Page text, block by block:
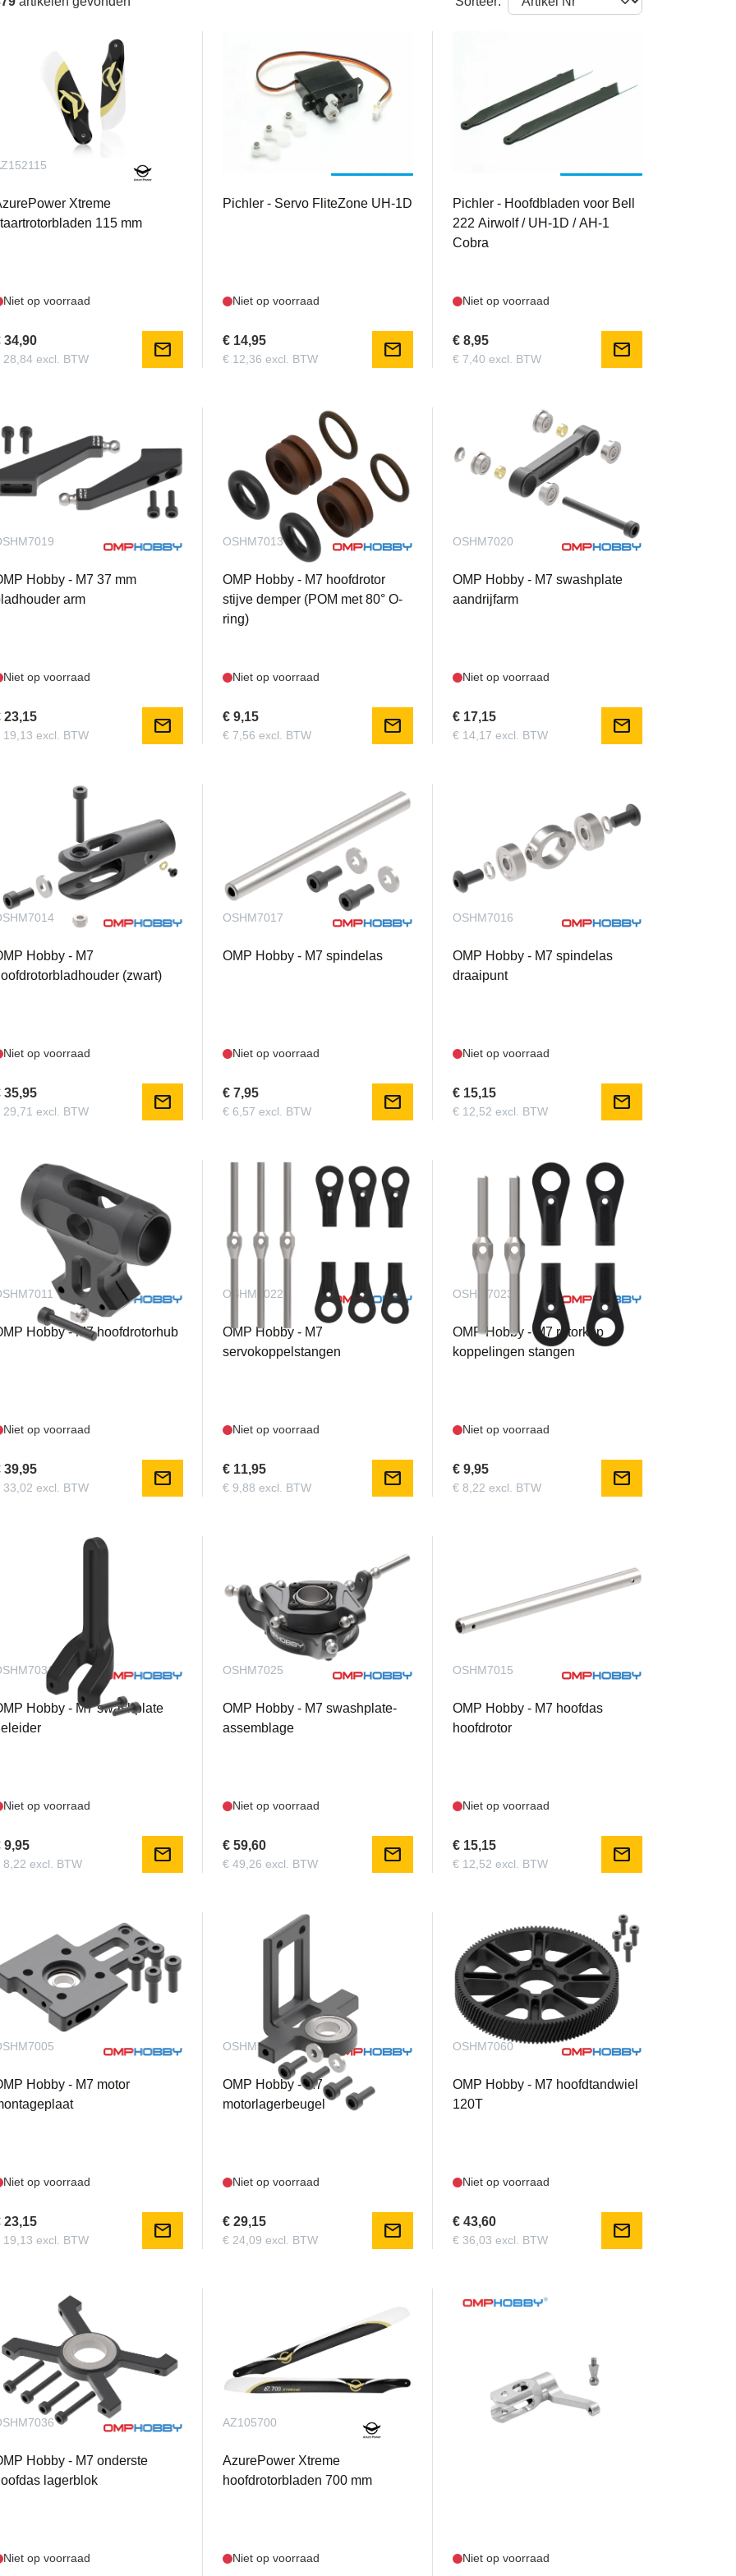
Xtreme
115 mm
Niet op voorraad
34,90
28,84 excl. BTW mail
Pichler - Servo FliteZone UH-1D
Niet op voorraad
€ 14,95
€ 12,36 excl. BTW mail
Pichler - Hoofdbladen voor Bell
222 Airwolf / UH-1D / AH-1
Cobra
Niet op voorraad
€ 8,95
€ 7,40 excl. BTW mail
Hobby - M7 37 mm
arm
Niet op voorraad
23,15
19,13 excl. BTW mail
OSHM7013
OMP Hobby - M7 hoofdrotor
stijve demper (POM met 80° O-
ring)
Niet op voorraad
€ 9,15
€ 7,56 excl. BTW mail
OSHM7020
OMP Hobby - M7 swashplate
aandrijfarm
Niet op voorraad
€ 17,15
€ 14,17 excl. BTW mail
Hobby - M7
(zwart)
Niet op voorraad
35,95
29,71 excl. BTW mail
OSHM7017
OMP Hobby - M7 spindelas
Niet op voorraad
€ 7,95
€ 6,57 excl. BTW mail
OSHM7016
OMP Hobby - M7 spindelas
draaipunt
Niet op voorraad
€ 15,15
€ 12,52 excl. BTW mail
Hobby - M7 hoofdrotorhub
Niet op voorraad
39,95
33,02 excl. BTW mail
OSHM7022
OMP Hobby - M7
servokoppelstangen
Niet op voorraad
€ 11,95
€ 9,88 excl. BTW mail
OSHM7023
OMP Hobby - M7 rotorkop
koppelingen stangen
Niet op voorraad
€ 9,95
€ 8,22 excl. BTW mail
Hobby - M7 swashplate
Niet op voorraad
9,95
8,22 excl. BTW mail
OSHM7025
OMP Hobby - M7 swashplate-
assemblage
Niet op voorraad
€ 59,60
€ 49,26 excl. BTW mail
OSHM7015
OMP Hobby - M7 hoofdas
hoofdrotor
Niet op voorraad
€ 15,15
€ 12,52 excl. BTW mail
Hobby - M7 motor
Niet op voorraad
23,15
19,13 excl. BTW mail
OSHM7006
OMP Hobby - M7
motorlagerbeugel
Niet op voorraad
€ 29,15
€ 24,09 excl. BTW mail
OSHM7060
OMP Hobby - M7 hoofdtandwiel
120T
Niet op voorraad
€ 43,60
€ 36,03 excl. BTW mail
Hobby - M7 onderste
lagerblok
Niet op voorraad
AZ105700
AzurePower Xtreme
hoofdrotorbladen 700 mm
Niet op voorraad
OSHM2309
Niet op voorraad